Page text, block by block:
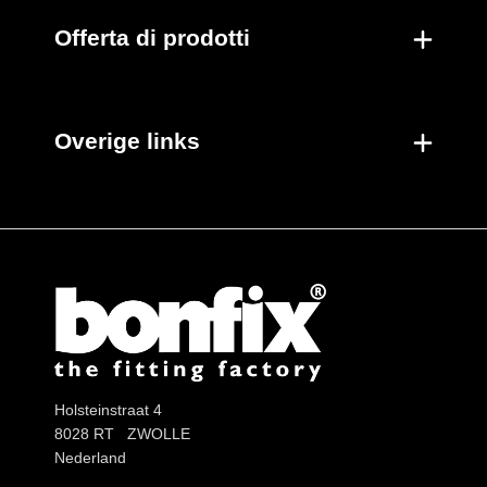
Offerta di prodotti
Overige links
Holsteinstraat 4
8028 RT ZWOLLE
Nederland